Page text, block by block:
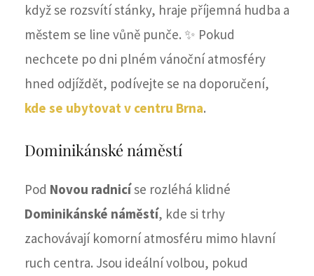
když se rozsvítí stánky, hraje příjemná hudba a
městem se line vůně punče. ✨ Pokud
nechcete po dni plném vánoční atmosféry
hned odjíždět, podívejte se na doporučení,
kde se ubytovat v centru Brna.
Dominikánské náměstí
Pod Novou radnicíse rozléhá klidné
Dominikánské náměstí, kde si trhy
zachovávají komorní atmosféru mimo hlavní
ruch centra. Jsou ideální volbou, pokud